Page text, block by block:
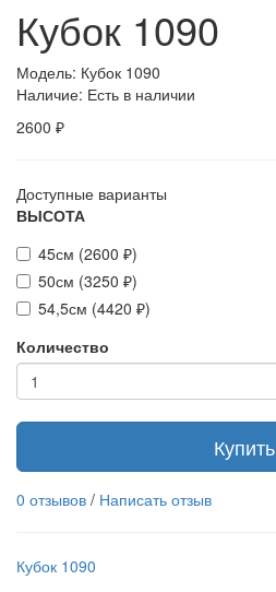
Кубок 1090
Модель: Кубок 1090
Наличие: Есть в наличии
2600 ₽
Доступные варианты
ВЫСОТА
45см (2600 ₽)
50см (3250 ₽)
54,5см (4420 ₽)
Количество
Купить
0 отзывов / Написать отзыв
Кубок 1090